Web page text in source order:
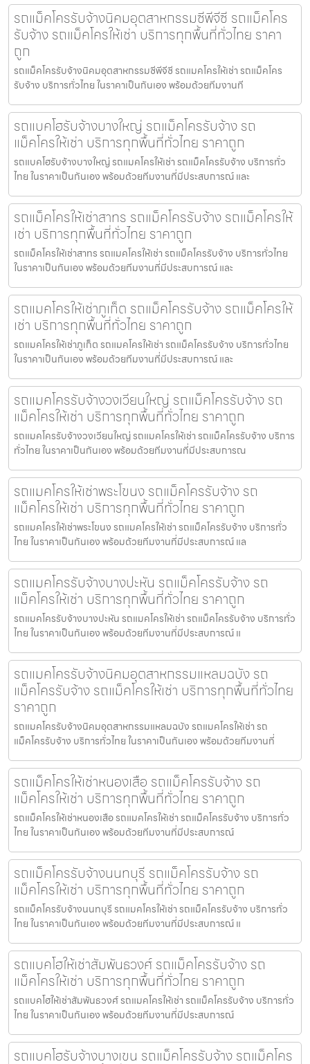
รถแม็คโครรับจ้างนิคมอุตสาหกรรมซีพีจีซี รถแม็คโคร
รับจ้าง รถแม็คโครให้เช่า บริการทุกพื้นที่ทั่วไทย ราคา
ถูก
รถแม็คโครรับจ้างนิคมอุตสาหกรรมซีพีจีซี รถแมคโครให้เช่า รถแม็คโคร
รับจ้าง บริการทั่วไทย ในราคาเป็นกันเอง พร้อมด้วยทีมงานที
รถแบคโฮรับจ้างบางใหญ่ รถแม็คโครรับจ้าง รถ
แม็คโครให้เช่า บริการทุกพื้นที่ทั่วไทย ราคาถูก
รถแบคโฮรับจ้างบางใหญ่ รถแมคโครให้เช่า รถแม็คโครรับจ้าง บริการทั่ว
ไทย ในราคาเป็นกันเอง พร้อมด้วยทีมงานที่มีประสบการณ์ และ
รถแม็คโครให้เช่าสาทร รถแม็คโครรับจ้าง รถแม็คโครให้
เช่า บริการทุกพื้นที่ทั่วไทย ราคาถูก
รถแม็คโครให้เช่าสาทร รถแมคโครให้เช่า รถแม็คโครรับจ้าง บริการทั่วไทย
ในราคาเป็นกันเอง พร้อมด้วยทีมงานที่มีประสบการณ์ และ
รถแมคโครให้เช่าภูเก็ต รถแม็คโครรับจ้าง รถแม็คโครให้
เช่า บริการทุกพื้นที่ทั่วไทย ราคาถูก
รถแมคโครให้เช่าภูเก็ต รถแมคโครให้เช่า รถแม็คโครรับจ้าง บริการทั่วไทย
ในราคาเป็นกันเอง พร้อมด้วยทีมงานที่มีประสบการณ์ และ
รถแมคโครรับจ้างวงเวียนใหญ่ รถแม็คโครรับจ้าง รถ
แม็คโครให้เช่า บริการทุกพื้นที่ทั่วไทย ราคาถูก
รถแมคโครรับจ้างวงเวียนใหญ่ รถแมคโครให้เช่า รถแม็คโครรับจ้าง บริการ
ทั่วไทย ในราคาเป็นกันเอง พร้อมด้วยทีมงานที่มีประสบการณ
รถแมคโครให้เช่าพระโขนง รถแม็คโครรับจ้าง รถ
แม็คโครให้เช่า บริการทุกพื้นที่ทั่วไทย ราคาถูก
รถแมคโครให้เช่าพระโขนง รถแมคโครให้เช่า รถแม็คโครรับจ้าง บริการทั่ว
ไทย ในราคาเป็นกันเอง พร้อมด้วยทีมงานที่มีประสบการณ์ แล
รถแมคโครรับจ้างบางปะหัน รถแม็คโครรับจ้าง รถ
แม็คโครให้เช่า บริการทุกพื้นที่ทั่วไทย ราคาถูก
รถแมคโครรับจ้างบางปะหัน รถแมคโครให้เช่า รถแม็คโครรับจ้าง บริการทั่ว
ไทย ในราคาเป็นกันเอง พร้อมด้วยทีมงานที่มีประสบการณ์ แ
รถแมคโครรับจ้างนิคมอุตสาหกรรมแหลมฉบัง รถ
แม็คโครรับจ้าง รถแม็คโครให้เช่า บริการทุกพื้นที่ทั่วไทย
ราคาถูก
รถแมคโครรับจ้างนิคมอุตสาหกรรมแหลมฉบัง รถแมคโครให้เช่า รถ
แม็คโครรับจ้าง บริการทั่วไทย ในราคาเป็นกันเอง พร้อมด้วยทีมงานที่
รถแม็คโครให้เช่าหนองเสือ รถแม็คโครรับจ้าง รถ
แม็คโครให้เช่า บริการทุกพื้นที่ทั่วไทย ราคาถูก
รถแม็คโครให้เช่าหนองเสือ รถแมคโครให้เช่า รถแม็คโครรับจ้าง บริการทั่ว
ไทย ในราคาเป็นกันเอง พร้อมด้วยทีมงานที่มีประสบการณ์
รถแม็คโครรับจ้างนนทบุรี รถแม็คโครรับจ้าง รถ
แม็คโครให้เช่า บริการทุกพื้นที่ทั่วไทย ราคาถูก
รถแม็คโครรับจ้างนนทบุรี รถแมคโครให้เช่า รถแม็คโครรับจ้าง บริการทั่ว
ไทย ในราคาเป็นกันเอง พร้อมด้วยทีมงานที่มีประสบการณ์ แ
รถแบคโฮให้เช่าสัมพันธวงศ์ รถแม็คโครรับจ้าง รถ
แม็คโครให้เช่า บริการทุกพื้นที่ทั่วไทย ราคาถูก
รถแบคโฮให้เช่าสัมพันธวงศ์ รถแมคโครให้เช่า รถแม็คโครรับจ้าง บริการทั่ว
ไทย ในราคาเป็นกันเอง พร้อมด้วยทีมงานที่มีประสบการณ์
รถแบคโฮรับจ้างบางเขน รถแม็คโครรับจ้าง รถแม็คโคร